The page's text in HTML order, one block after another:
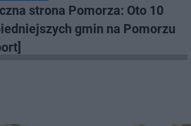
strona Pomorza: Oto 10
gmin na Pomorzu